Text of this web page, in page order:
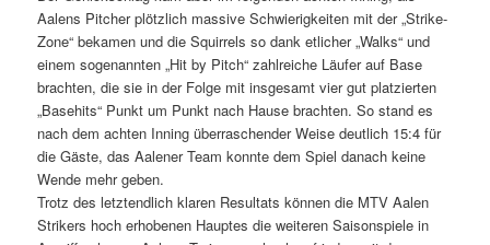
Aalens Pitcher plötzlich massive Schwierigkeiten mit der „Strike-
Zone“ bekamen und die Squirrels so dank etlicher „Walks“ und
einem sogenannten „Hit by Pitch“ zahlreiche Läufer auf Base
brachten, die sie in der Folge mit insgesamt vier gut platzierten
„Basehits“ Punkt um Punkt nach Hause brachten. So stand es
nach dem achten Inning überraschender Weise deutlich 15:4 für
die Gäste, das Aalener Team konnte dem Spiel danach keine
Wende mehr geben.
Trotz des letztendlich klaren Resultats können die MTV Aalen
Strikers hoch erhobenen Hauptes die weiteren Saisonspiele in